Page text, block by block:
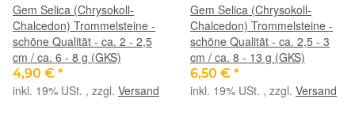
Gem Selica (Chrysokoll-
Chalcedon) Trommelsteine -
schöne Qualität - ca. 2 - 2,5
cm / ca. 6 - 8 g (GKS)
4,90 € *
inkl. 19% USt. , zzgl. Versand
Gem Selica (Chrysokoll-
Chalcedon) Trommelsteine -
schöne Qualität - ca. 2,5 - 3
cm / ca. 8 - 13 g (GKS)
6,50 € *
inkl. 19% USt. , zzgl. Versand